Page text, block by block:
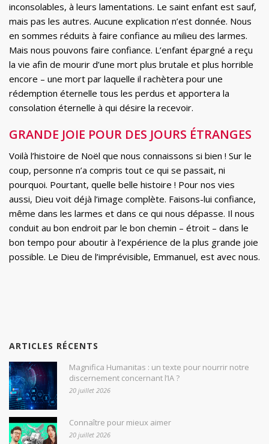
inconsolables, à leurs lamentations. Le saint enfant est sauf,
mais pas les autres. Aucune explication n’est donnée. Nous
en sommes réduits à faire confiance au milieu des larmes.
Mais nous pouvons faire confiance. L’enfant épargné a reçu
la vie afin de mourir d’une mort plus brutale et plus horrible
encore – une mort par laquelle il rachètera pour une
rédemption éternelle tous les perdus et apportera la
consolation éternelle à qui désire la recevoir.
GRANDE JOIE POUR DES JOURS ÉTRANGES
Voilà l’histoire de Noël que nous connaissons si bien ! Sur le
coup, personne n’a compris tout ce qui se passait, ni
pourquoi. Pourtant, quelle belle histoire ! Pour nos vies
aussi, Dieu voit déjà l’image complète. Faisons-lui confiance,
même dans les larmes et dans ce qui nous dépasse. Il nous
conduit au bon endroit par le bon chemin – étroit – dans le
bon tempo pour aboutir à l’expérience de la plus grande joie
possible. Le Dieu de l’imprévisible, Emmanuel, est avec nous.
ARTICLES RÉCENTS
Magnifica Humanitas : un texte pour nourrir notre
discernement concernant l’IA ?
20 juillet 2026
Connaître pour mieux aimer
20 juillet 2026